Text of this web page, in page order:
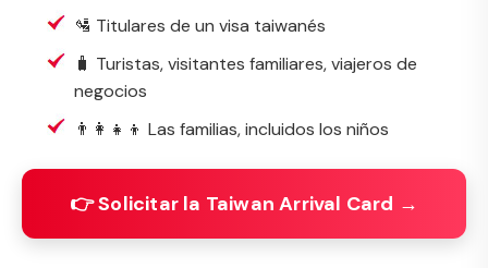
🛂 Titulares de un visa taiwanés
🧳 Turistas, visitantes familiares, viajeros de
negocios
👨‍👩‍👧‍👦 Las familias, incluidos los niños
👉 Solicitar la Taiwan Arrival Card →